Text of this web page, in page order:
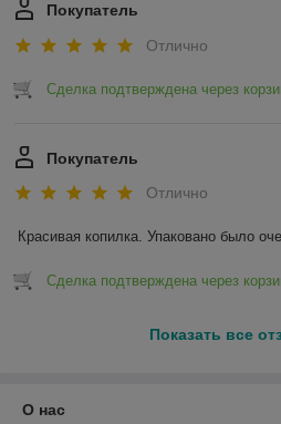
Покупатель
Отлично
Сделка подтверждена через
Покупатель
Отлично
Красивая копилка. Упаковано было
Сделка подтверждена через
Показать все
О нас